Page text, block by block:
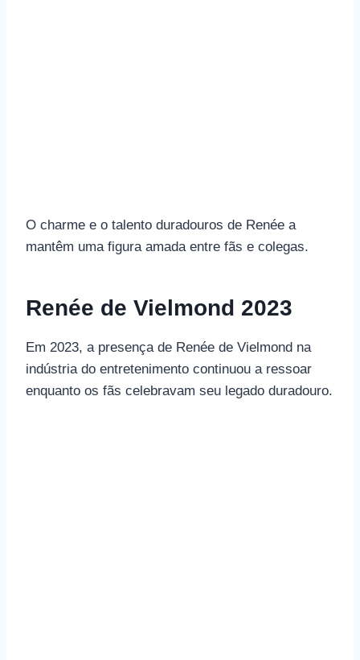
O charme e o talento duradouros de Renée a
mantêm uma figura amada entre fãs e colegas.
Renée de Vielmond 2023
Em 2023, a presença de Renée de Vielmond na
indústria do entretenimento continuou a ressoar
enquanto os fãs celebravam seu legado duradouro.